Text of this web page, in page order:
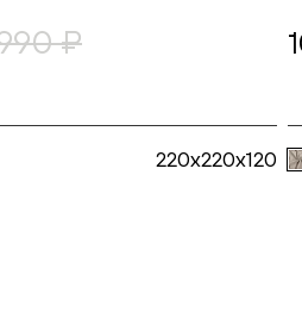
₽
220x220x120